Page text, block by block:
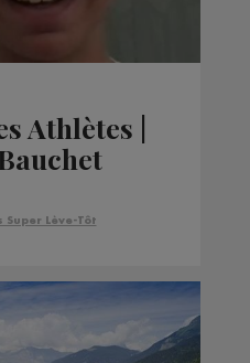
Athlètes |
Super Lève-Tôt